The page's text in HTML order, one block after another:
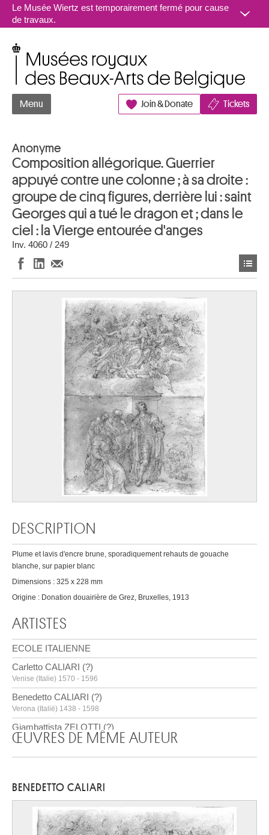
Aller au contenu
Le Musée Wiertz est temporairement fermé pour cause
de travaux.
Menu Join & Donate Tickets
Anonyme
Composition allégorique. Guerrier
appuyé contre une colonne ; à sa droite :
groupe de cinq figures, derrière lui : saint
Georges qui a tué le dragon et ; dans le
ciel : la Vierge entourée d'anges
Inv. 4060 / 249
DESCRIPTION
Plume et lavis d'encre brune, sporadiquement rehauts de gouache
blanche, sur papier blanc
Dimensions : 325 x 228 mm
Origine : Donation douairière de Grez, Bruxelles, 1913
ARTISTES
ECOLE ITALIENNE
Carletto CALIARI (?)
Venise (Italie) 1570 - 1596
Benedetto CALIARI (?)
Verona (Italië) 1438 - 1598
Giambattista ZELOTTI (?)
Ala (Italie) 1525 - Innsbruck (Autriche) 1587
ŒUVRES DE MÊME AUTEUR
BENEDETTO CALIARI